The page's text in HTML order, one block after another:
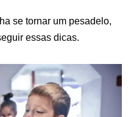
se tornar um pesadelo,
essas dicas.